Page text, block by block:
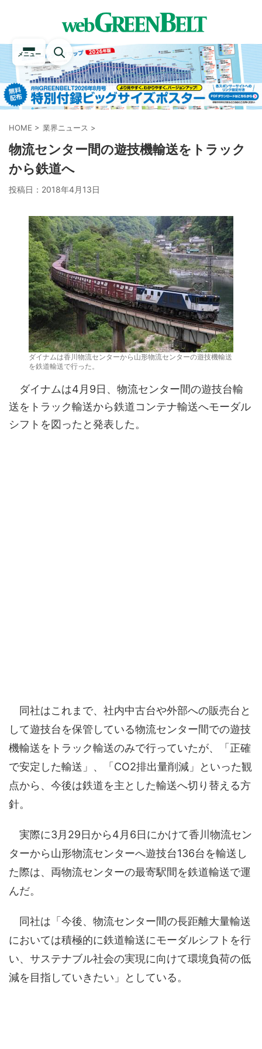
メニュー
HOME > 業界ニュース >
物流センター間の遊技機輸送をトラック
から鉄道へ
投稿日： 2018年4月13日
ダイナムは香川物流センターから山形物流センターの遊技機輸送
を鉄道輸送で行った。
ダイナムは4月9日、物流センター間の遊技台輸
送をトラック輸送から鉄道コンテナ輸送へモーダル
シフトを図ったと発表した。
同社はこれまで、社内中古台や外部への販売台と
して遊技台を保管している物流センター間での遊技
機輸送をトラック輸送のみで行っていたが、「正確
で安定した輸送」、「CO2排出量削減」といった観
点から、今後は鉄道を主とした輸送へ切り替える方
針。
実際に3月29日から4月6日にかけて香川物流セン
ターから山形物流センターへ遊技台136台を輸送し
た際は、両物流センターの最寄駅間を鉄道輸送で運
んだ。
同社は「今後、物流センター間の長距離大量輸送
においては積極的に鉄道輸送にモーダルシフトを行
い、サステナブル社会の実現に向けて環境負荷の低
減を目指していきたい」としている。